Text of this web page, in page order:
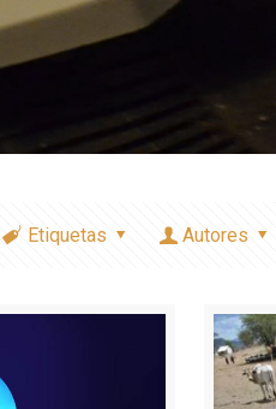
Etiquetas Autores